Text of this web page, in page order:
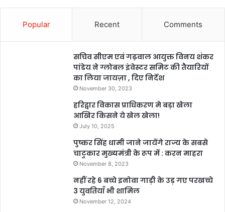
Popular Recent Comments
सचिव सीएम एवं गढ़वाल आयुक्त विनय शंकर
पांडेय ने ग्लोबल इंवेस्टर समिट की तैयारियों
का लिया जायज़ा , दिए निर्देश
November 30, 2023
हरिद्वार विकास प्राधिकरण मे बड़ा खेला
आखिर किसने ये खेल खेला!
July 10, 2025
पुष्कर सिंह धामी जाने जायेंगे राज्य के सबसे
चाटुकार मुख्यमंत्री के रूप में : करन माहरा
November 8, 2023
नहीं रहे 6 बच्चे इनोवा गाड़ी के उड़ गए परखच्चे
3 युवतियाँ भी शामिल
November 12, 2024